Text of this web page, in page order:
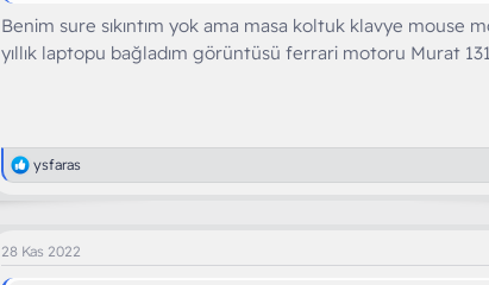
Benim sure sıkıntım yok ama masa koltuk klavye mouse
yıllık laptopu bağladım görüntüsü ferrari motoru Murat
T
e
l
ysfaras
28 Kas 2022